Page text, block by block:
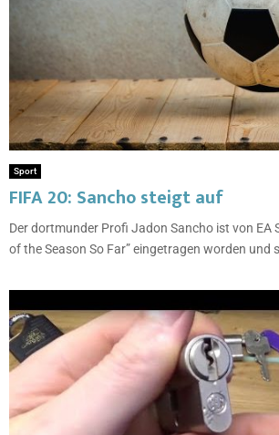
Sport
FIFA 20: Sancho steigt auf
Der dortmunder Profi Jadon Sancho ist von EA
of the Season So Far” eingetragen worden und